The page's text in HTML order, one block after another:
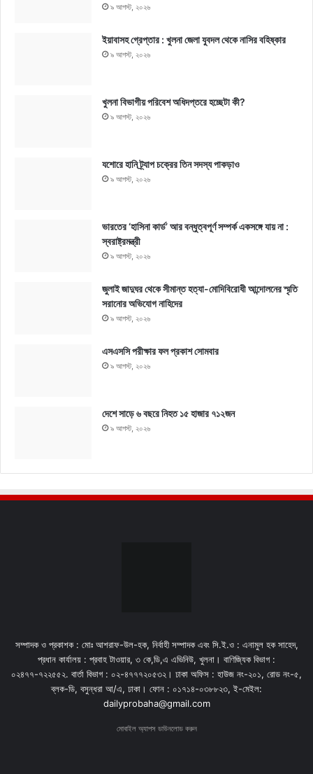
৯ আগস্ট, ২০২৬
ইয়াবাসহ গ্রেপ্তার : খুলনা জেলা যুবদল থেকে নাসির বহিষ্কার
৯ আগস্ট, ২০২৬
খুলনা বিভাগীয় পরিবেশ অধিদপ্তরে হচ্ছেটা কী?
৯ আগস্ট, ২০২৬
যশোরে হানি ট্র্যাপ চক্রের তিন সদস্য পাকড়াও
৯ আগস্ট, ২০২৬
ভারতের ‘হাসিনা কার্ড’ আর বন্ধুত্বপূর্ণ সম্পর্ক একসঙ্গে যায় না :
স্বরাষ্ট্রমন্ত্রী
৯ আগস্ট, ২০২৬
জুলাই জাদুঘর থেকে সীমান্ত হত্যা-মোদিবিরোধী আন্দোলনের স্মৃতি
সরানোর অভিযোগ নাহিদের
৯ আগস্ট, ২০২৬
এসএসসি পরীক্ষার ফল প্রকাশ সোমবার
৯ আগস্ট, ২০২৬
দেশে সাড়ে ৬ বছরে নিহত ১৫ হাজার ৭১২জন
৯ আগস্ট, ২০২৬
সম্পাদক ও প্রকাশক : মোঃ আশরাফ-উল-হক, নির্বাহী সম্পাদক এবং সি.ই.ও : এনামুল হক সাহেদ,
প্রধান কার্যালয় : প্রবাহ টাওয়ার, ৩ কে,ডি,এ এভিনিউ, খুলনা। বাণিজ্যিক বিভাগ :
০২৪৭৭-৭২২৫৫২. বার্তা বিভাগ : ০২-৪৭৭৭২০৫৩২। ঢাকা অফিস : হাউজ নং-২০১, রোড নং-৫,
ব্লক-ডি, বসুন্ধরা আ/এ, ঢাকা। ফোন : ০১৭১৪-০৩৮৮২৩, ই-মেইল:
dailyprobaha@gmail.com
মোবাইল অ্যাপস ডাউনলোড করুন